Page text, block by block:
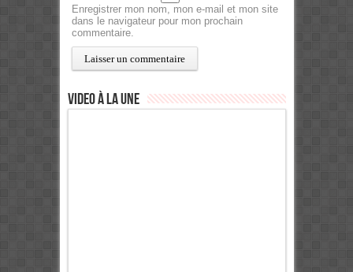
Enregistrer mon nom, mon e-mail et mon site
dans le navigateur pour mon prochain
commentaire.
Video à la Une